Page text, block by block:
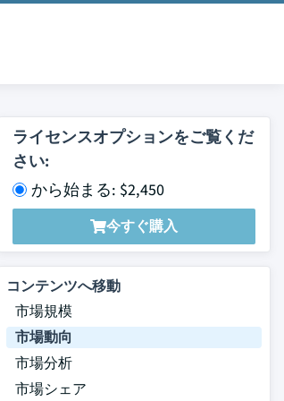
ライセンスオプションをご覧くだ
さい:
から始まる: $2,450
今すぐ購入
コンテンツへ移動
市場規模
市場動向
市場分析
市場シェア